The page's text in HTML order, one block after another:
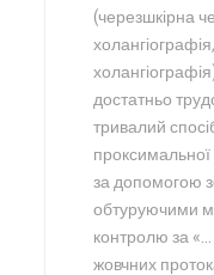
(черезшкірна
достатньо
тривалий
проксимальної
за допомогою
обтуруючими
контролю за «…
жовчних